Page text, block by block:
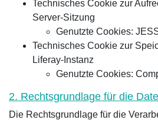
Technisches Cookie zur
Server-Sitzung
Genutzte Cookies:
Technisches Cookie zur
Liferay-Instanz
Genutzte Cookies:
2. Rechtsgrundlage für die
Die Rechtsgrundlage für die